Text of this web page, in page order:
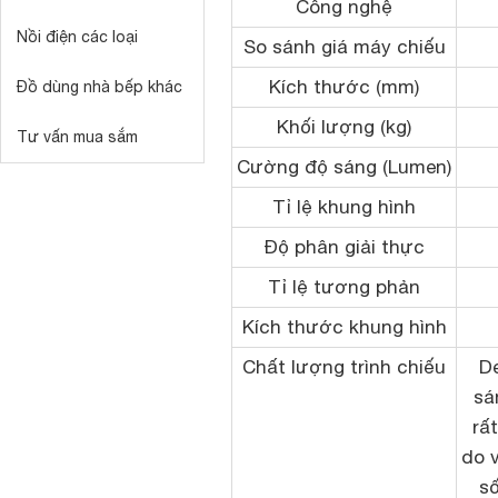
Nồi điện các loại
Đồ dùng nhà bếp khác
Tư vấn mua sắm
Công nghệ
So sánh giá máy chiếu
Kích thước (mm)
Khối lượng (kg)
Cường độ sáng (Lumen)
Tỉ lệ khung hình
Độ phân giải thực
Tỉ lệ tương phản
Kích thước khung hình
Chất lượng trình chiếu
do